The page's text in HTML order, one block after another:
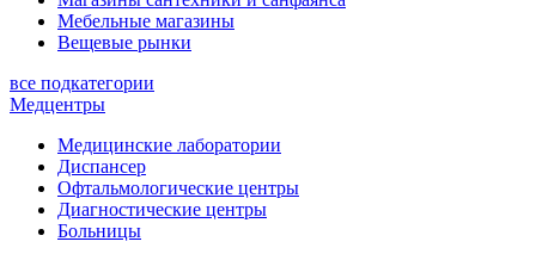
Мебельные магазины
Вещевые рынки
все подкатегории
Медцентры
Медицинские лаборатории
Диспансер
Офтальмологические центры
Диагностические центры
Больницы